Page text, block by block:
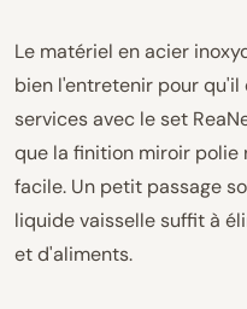
Le matériel en acier
bien l'entretenir pour
services avec le set
que la finition miroir polie
facile. Un petit passage
liquide vaisselle suffit à
et d'aliments.